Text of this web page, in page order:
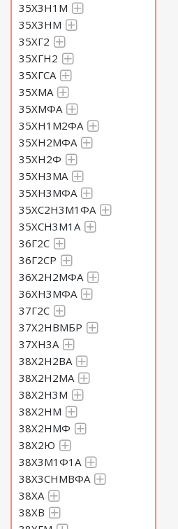
35Х3Н1М
35Х3НМ
35ХГ2
35ХГН2
35ХГСА
35ХМА
35ХМФА
35ХН1М2ФА
35ХН2МФА
35ХН2Ф
35ХН3МА
35ХН3МФА
35ХС2Н3М1ФА
35ХСН3М1А
36Г2С
36Г2СР
36Х2Н2МФА
36ХН3МФА
37Г2С
37Х2НВМБР
37ХН3А
38Х2Н2ВА
38Х2Н2МА
38Х2Н3М
38Х2НМ
38Х2НМФ
38Х2Ю
38Х3М1Ф1А
38Х3СНМВФА
38ХА
38ХВ